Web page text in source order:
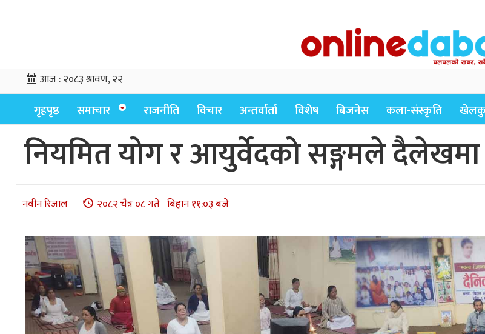
आज :२०८३ श्रावण, २२
गृहपृष्ठ समाचार राजनीति विचार अन्तर्वार्ता विशेष बिजनेस कला-संस्कृति
नियमित योग र आयुर्वेदको सङ्गमले दैलेखमा
नवीन रिजाल २०८२ चैत्र ०८ गते बिहान ११:०३ बजे